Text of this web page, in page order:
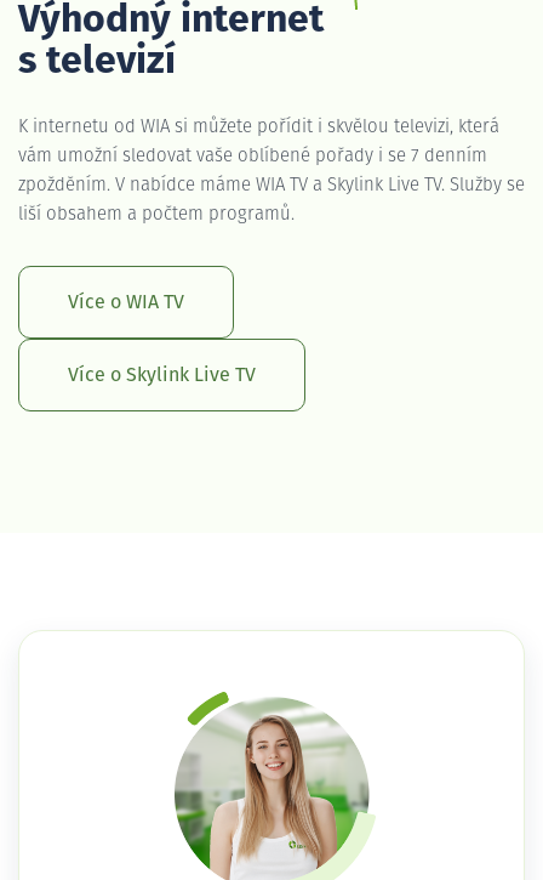
Výhodný internet
s televizí
K internetu od WIA si můžete pořídit i skvělou televizi, která
vám umožní sledovat vaše oblíbené pořady i se 7 denním
zpožděním. V nabídce máme WIA TV a Skylink Live TV. Služby se
liší obsahem a počtem programů.
Více o WIA TV
Více o Skylink Live TV